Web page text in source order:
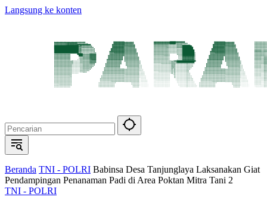
Langsung ke konten
Beranda TNI - POLRI Babinsa Desa Tanjunglaya Laksanakan Giat
Pendampingan Penanaman Padi di Area Poktan Mitra Tani 2
TNI - POLRI